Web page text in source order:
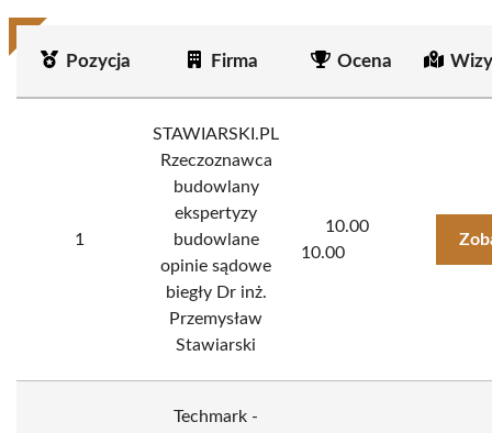
Pozycja Firma Ocena
1
STAWIARSKI.PL
Rzeczoznawca
budowlany
ekspertyzy
budowlane
opinie sądowe
biegły Dr inż.
Przemysław
Stawiarski
10.00
10.00
Techmark -